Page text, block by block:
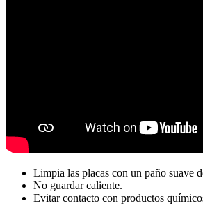
Limpia las placas con un paño suave
No guardar caliente.
Evitar contacto con productos